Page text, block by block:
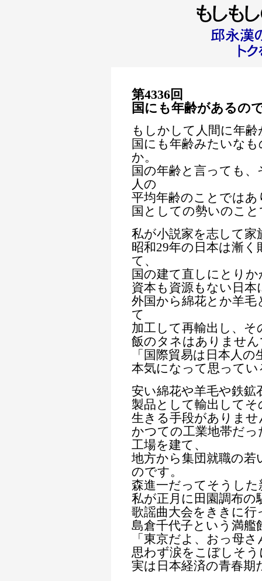
第4336回
国にも年齢があるの
もしかして人間に年
国にも年齢みたいな
か。
国の年齢と言っても
人の
平均年齢のことでは
国としての勢いのこ
私が小説家を志して
昭和29年の日本は漸
て、
国の建て直しにとり
資本も資源もない日
外国から綿花とか羊
て
加工して再輸出し、
飯のタネはありませ
「国際貿易は日本人の
本気になって思って
安い綿花や羊毛や鉄
製品として輸出して
生きる手段がありま
かつての工業地帯だ
工場を建て、
地方から集団就職の
のです。
森進一だってそうし
私が正月に田園調布
歌謡曲大会をききに行
島倉千代子という満艦
「東京だよ、おっ母
思わず涙をこぼしそ
実は日本経済の青春